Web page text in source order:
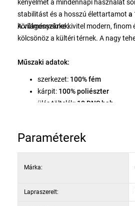
kényelmet a mindennapi használat
stabilitást és a hosszú élettartamot a
körülményeknek.
A világosszürke kivitel modern,
kölcsönöz a kültéri térnek. A nagy
Műszaki adatok:
szerkezet: 100% fém
kárpit: 100% poliészter
ülés töltelék: 18 DNS hab
terhelhetőség:240 kg
ülés méretei:szélesség 160
szélesség 200
Paraméterek
Márka:
Lapraszerelt: